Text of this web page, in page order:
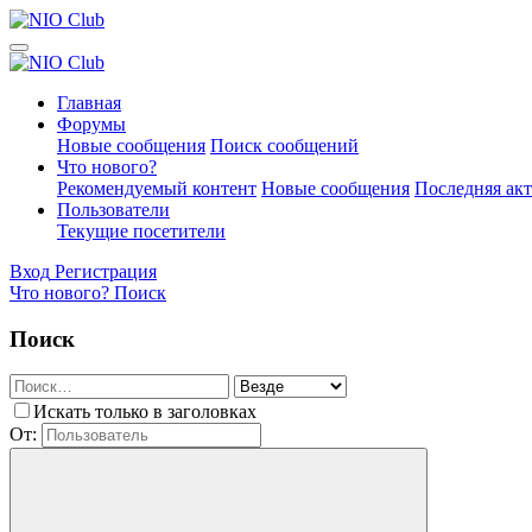
Главная
Форумы
Новые сообщения Поиск сообщений
Что нового?
Рекомендуемый контент Новые сообщения Последняя
Пользователи
Текущие посетители
Вход Регистрация
Что нового? Поиск
Поиск
Искать только в заголовках
От: